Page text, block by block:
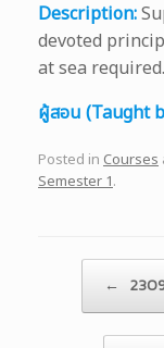
Description:
devoted
at sea required.
ผู้สอน (Taught
Posted in Courses
Semester 1.
←